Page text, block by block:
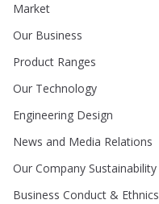
Market
Our Business
Product Ranges
Our Technology
Engineering Design
News and Media Relations
Our Company Sustainability
Business Conduct & Ethnics